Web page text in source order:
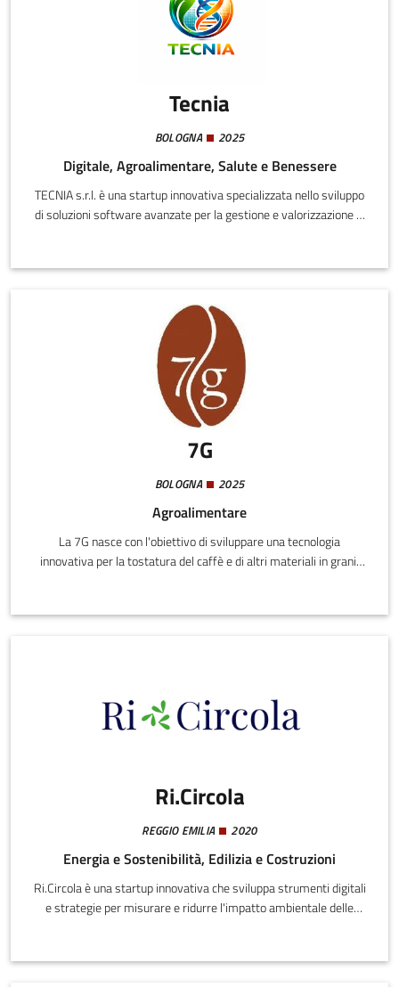
Tecnia
BOLOGNA 2025
Digitale, Agroalimentare, Salute e Benessere
TECNIA s.r.l. è una startup innovativa specializzata nello sviluppo
di soluzioni software avanzate per la gestione e valorizzazione di
modelli informativi evoluti e approccio sistemico, con particolare
7G
BOLOGNA 2025
Agroalimentare
La 7G nasce con l'obiettivo di sviluppare una tecnologia
innovativa per la tostatura del caffè e di altri materiali in grani,
industriale elettrica che garantisce potenza precisa, zero sprechi
Ri.Circola
REGGIO EMILIA 2020
Energia e Sostenibilità, Edilizia e Costruzioni
Ri.Circola è una startup innovativa che sviluppa strumenti digitali
e strategie per misurare e ridurre l'impatto ambientale delle
integrabile nei processi aziendali.